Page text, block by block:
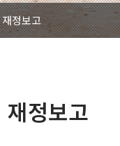
재정보고
재정보고